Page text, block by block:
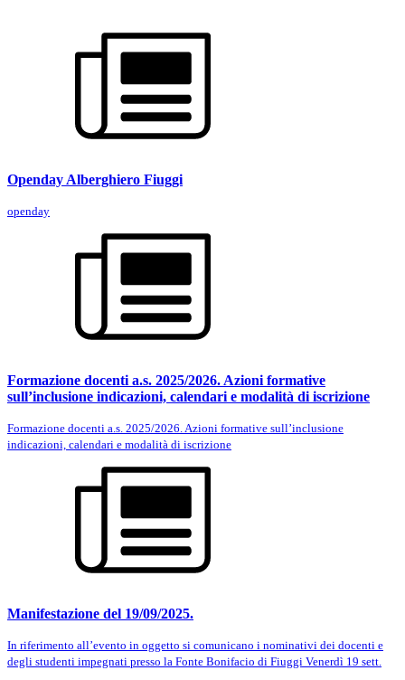
Openday Alberghiero Fiuggi
openday
Formazione docenti a.s. 2025/2026. Azioni formative
sull’inclusione indicazioni, calendari e modalità di iscrizione
Formazione docenti a.s. 2025/2026. Azioni formative sull’inclusione
indicazioni, calendari e modalità di iscrizione
Manifestazione del 19/09/2025.
In riferimento all’evento in oggetto si comunicano i nominativi dei docenti e
degli studenti impegnati presso la Fonte Bonifacio di Fiuggi Venerdì 19 sett.